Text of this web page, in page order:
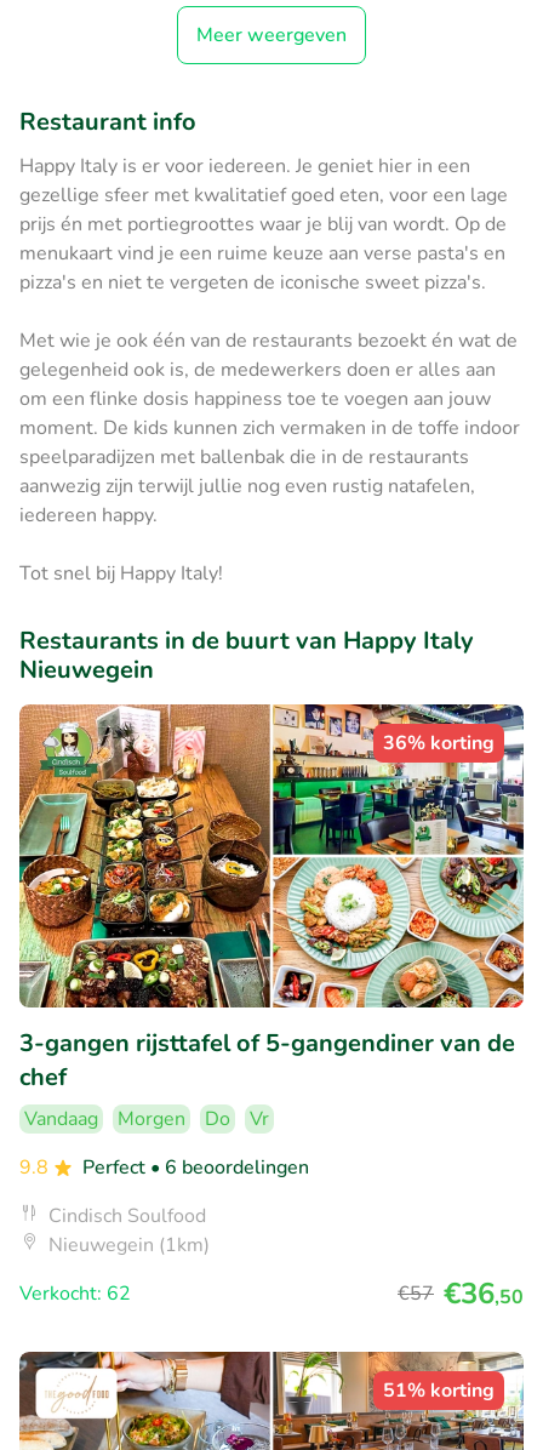
Meer weergeven
Restaurant info
Happy Italy is er voor iedereen. Je geniet hier in een
gezellige sfeer met kwalitatief goed eten, voor een lage
prijs én met portiegroottes waar je blij van wordt. Op de
menukaart vind je een ruime keuze aan verse pasta's en
pizza's en niet te vergeten de iconische sweet pizza's.
Met wie je ook één van de restaurants bezoekt én wat de
gelegenheid ook is, de medewerkers doen er alles aan
om een flinke dosis happiness toe te voegen aan jouw
moment. De kids kunnen zich vermaken in de toffe indoor
speelparadijzen met ballenbak die in de restaurants
aanwezig zijn terwijl jullie nog even rustig natafelen,
iedereen happy.
Tot snel bij Happy Italy!
Restaurants in de buurt van Happy Italy
Nieuwegein
36% korting
3-gangen rijsttafel of 5-gangendiner van de
chef
Vandaag Morgen Do
Vr
9.8
Perfect • 6 beoordelingen
Cindisch Soulfood
Nieuwegein (1km)
Verkocht: 62
€57 €36,50
51% korting